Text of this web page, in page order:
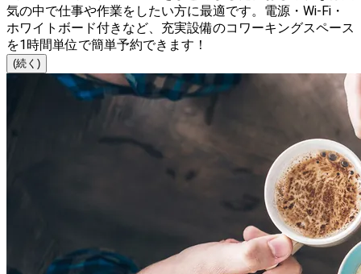
気の中で仕事や作業をしたい方に最適です。電源・Wi-Fi・
ホワイトボード付きなど、充実設備のコワーキングスペース
を1時間単位で簡単予約できます！
(続く)